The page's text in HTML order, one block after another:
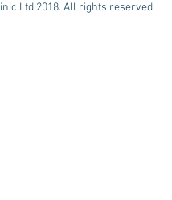
Ltd 2018. All rights reserved.